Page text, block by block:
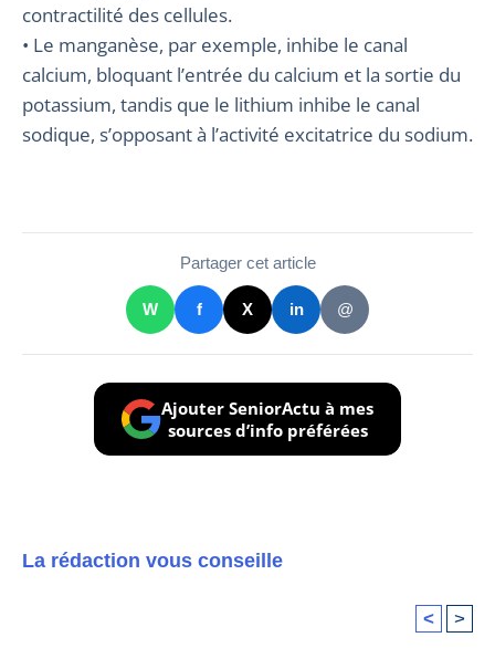
contractilité des cellules.
• Le manganèse, par exemple, inhibe le canal
calcium, bloquant l’entrée du calcium et la sortie du
potassium, tandis que le lithium inhibe le canal
sodique, s’opposant à l’activité excitatrice du sodium.
Partager cet article
W f X in @
Ajouter SeniorActu à mes
sources d’info préférées
La rédaction vous conseille
< >